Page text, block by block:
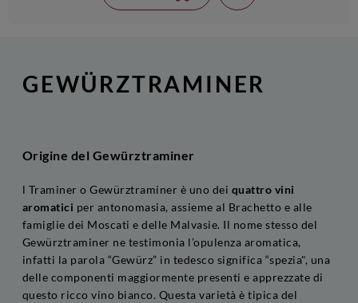
GEWÜRZTRAMINER
Origine del Gewürztraminer
l Traminer o Gewürztraminer è uno dei quattro vini
aromatici per antonomasia, assieme al Brachetto e alle
famiglie dei Moscati e delle Malvasie. Il nome stesso del
Gewürztraminer ne testimonia l’opulenza aromatica,
infatti la parola “Gewürz” in tedesco significa “spezia", una
delle componenti maggiormente presenti e apprezzate di
questo ricco vino bianco. Questa varietà è tipica del